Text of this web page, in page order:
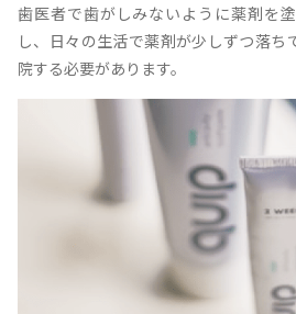
歯医者で歯がしみないように薬剤を
し、日々の生活で薬剤が少しずつ落ち
院する必要があります。